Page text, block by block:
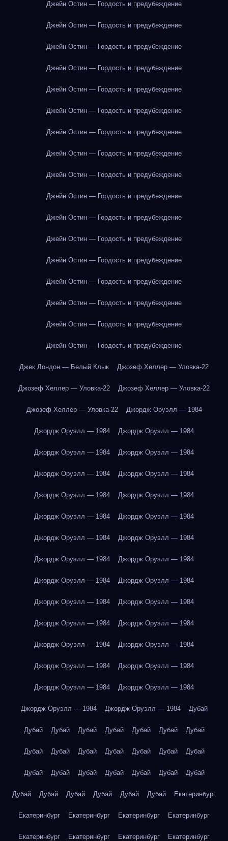
Джейн Остин — Гордость и предубеждение
Джейн Остин — Гордость и предубеждение
Джейн Остин — Гордость и предубеждение
Джейн Остин — Гордость и предубеждение
Джейн Остин — Гордость и предубеждение
Джейн Остин — Гордость и предубеждение
Джейн Остин — Гордость и предубеждение
Джейн Остин — Гордость и предубеждение
Джейн Остин — Гордость и предубеждение
Джейн Остин — Гордость и предубеждение
Джейн Остин — Гордость и предубеждение
Джейн Остин — Гордость и предубеждение
Джейн Остин — Гордость и предубеждение
Джейн Остин — Гордость и предубеждение
Джейн Остин — Гордость и предубеждение
Джейн Остин — Гордость и предубеждение
Джейн Остин — Гордость и предубеждение
Джек Лондон — Белый Клык Джозеф Хеллер — Уловка-22
Джозеф Хеллер — Уловка-22 Джозеф Хеллер — Уловка-22
Джозеф Хеллер — Уловка-22 Джордж Оруэлл — 1984
Джордж Оруэлл — 1984 Джордж Оруэлл — 1984
Джордж Оруэлл — 1984 Джордж Оруэлл — 1984
Джордж Оруэлл — 1984 Джордж Оруэлл — 1984
Джордж Оруэлл — 1984 Джордж Оруэлл — 1984
Джордж Оруэлл — 1984 Джордж Оруэлл — 1984
Джордж Оруэлл — 1984 Джордж Оруэлл — 1984
Джордж Оруэлл — 1984 Джордж Оруэлл — 1984
Джордж Оруэлл — 1984 Джордж Оруэлл — 1984
Джордж Оруэлл — 1984 Джордж Оруэлл — 1984
Джордж Оруэлл — 1984 Джордж Оруэлл — 1984
Джордж Оруэлл — 1984 Джордж Оруэлл — 1984
Джордж Оруэлл — 1984 Джордж Оруэлл — 1984
Джордж Оруэлл — 1984 Джордж Оруэлл — 1984
Джордж Оруэлл — 1984 Джордж Оруэлл — 1984 Дубай
Дубай Дубай Дубай Дубай Дубай Дубай Дубай
Дубай Дубай Дубай Дубай Дубай Дубай Дубай
Дубай Дубай Дубай Дубай Дубай Дубай Дубай
Дубай Дубай Дубай Дубай Дубай Дубай Екатеринбург
Екатеринбург Екатеринбург Екатеринбург Екатеринбург
Екатеринбург Екатеринбург Екатеринбург Екатеринбург